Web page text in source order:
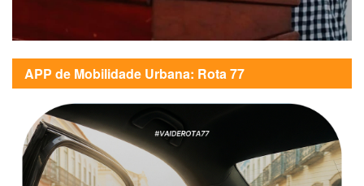
APP de Mobilidade Urbana: Rota 77